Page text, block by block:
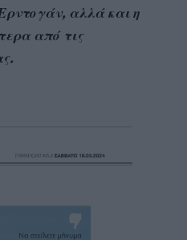
αλλά και η
από τις